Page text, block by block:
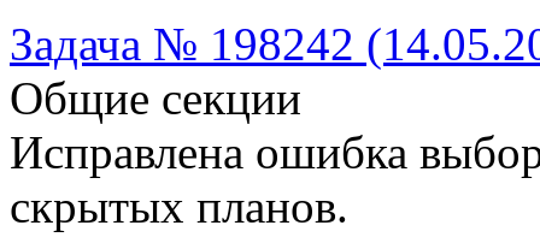
Задача № 198242
Общие секции
Исправлена ошибка
скрытых планов.